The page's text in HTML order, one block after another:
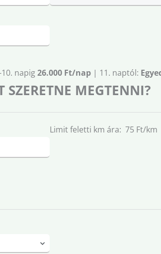
napig26.000 Ft/nap | 11. naptól:
MEGTENNI?
Limit feletti km ára: 75 Ft/km